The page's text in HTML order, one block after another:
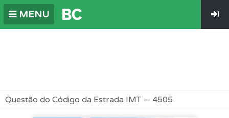
MENU
Questão do Código da Estrada IMT — 4505